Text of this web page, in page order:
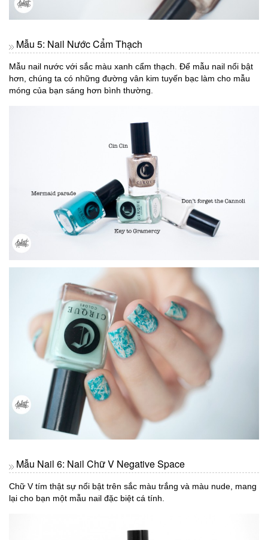
Mẫu 5: Nail Nước Cẩm Thạch
Mẫu nail nước với sắc màu xanh cẩm thạch. Để mẫu nail nổi bật
hơn, chúng ta có những đường vân kim tuyến bạc làm cho mẫu
móng của bạn sáng hơn bình thường.
Mẫu Nail 6: Nail Chữ V Negative Space
Chữ V tím thật sự nổi bật trên sắc màu trắng và màu nude, mang
lại cho bạn một mẫu nail đặc biệt cá tính.